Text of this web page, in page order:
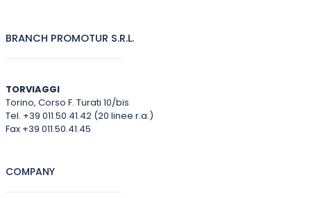
BRANCH PROMOTUR S.R.L.
TORVIAGGI
Torino, Corso F. Turati 10/bis
Tel. +39 011.50.41.42 (20 linee r.a.)
Fax +39 011.50.41.45
COMPANY